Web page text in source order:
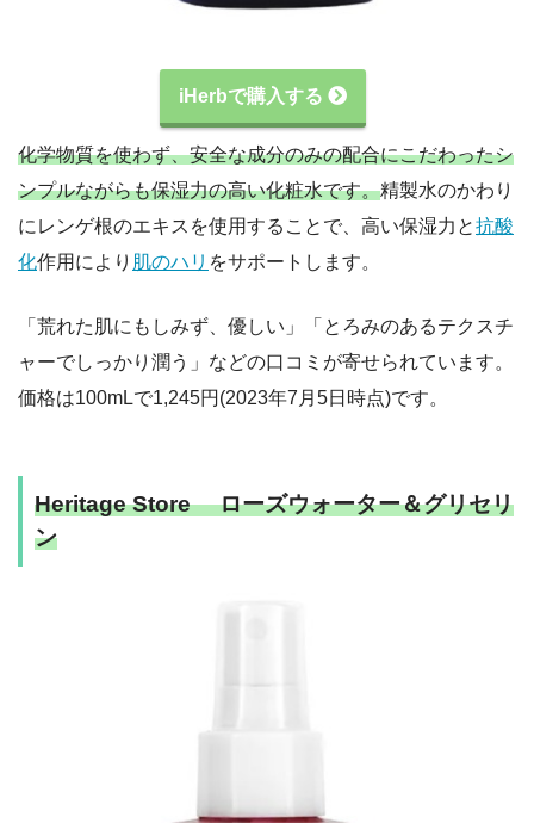
iHerbで購入する
化学物質を使わず、安全な成分のみの配合にこだわったシ
ンプルながらも保湿力の高い化粧水です。精製水のかわり
にレンゲ根のエキスを使用することで、高い保湿力と抗酸
化作用により 肌のハリ をサポートします。
「荒れた肌にもしみず、優しい」「とろみのあるテクスチ
ャーでしっかり潤う」などの口コミが寄せられています。
価格は100mLで1,245円(2023年7月5日時点)です。
Heritage Store ローズウォーター＆グリセリ
ン